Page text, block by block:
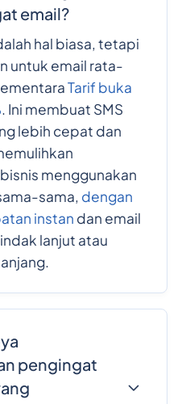
email?
hal biasa, tetapi
untuk email rata-
Tarif buka
. Ini membuat SMS
lebih cepat dan
menggunakan
sama, dengan
instan dan email
lanjut atau
pengingat